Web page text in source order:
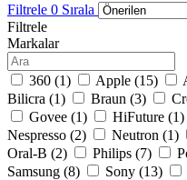
Filtrele 0 Sırala
Filtrele
Markalar
360 (1) Apple (15)
Bilicra (1) Braun (3)
Govee (1) HiFuture (1)
Nespresso (2) Neutron (1)
Oral-B (2) Philips (7)
Samsung (8) Sony (13)